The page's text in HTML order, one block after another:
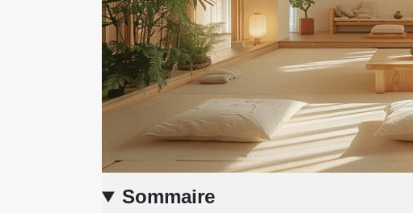
Sommaire